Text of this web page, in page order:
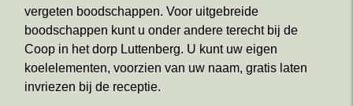
vergeten boodschappen. Voor uitgebreide
boodschappen kunt u onder andere terecht bij de
Coop in het dorp Luttenberg. U kunt uw eigen
koelelementen, voorzien van uw naam, gratis laten
invriezen bij de receptie.